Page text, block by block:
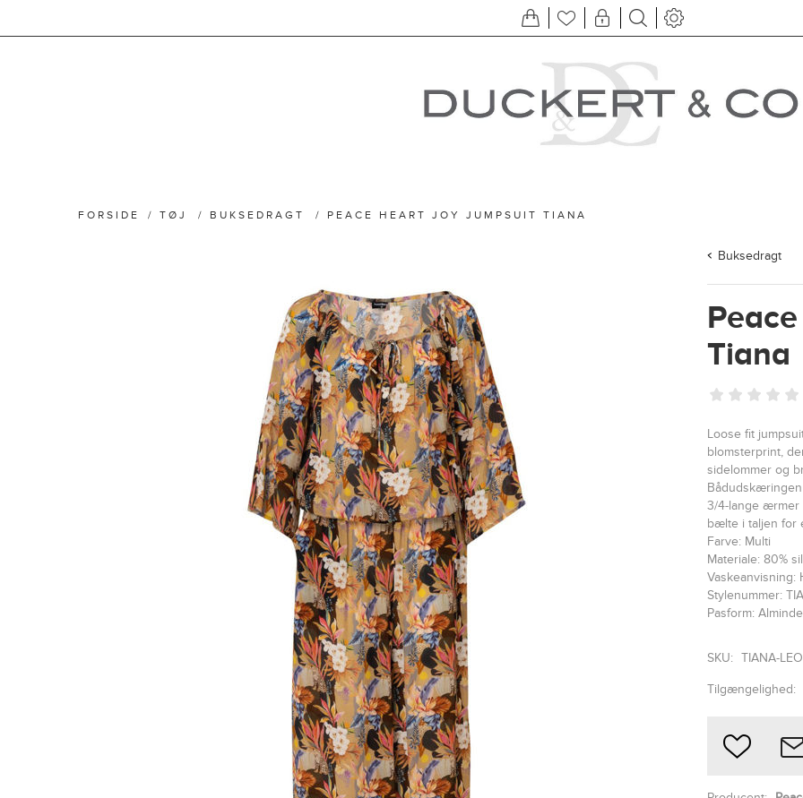
FORSIDE / TØJ / BUKSEDRAGT / PEACE HEART JOY JUMPSUIT TIANA
Buksedragt
Tiana
Loose fit
blomsterprint,
sidelommer og
3/4-lange ærmer
bælte i taljen for
Farve: Multi
Materiale: 80%
Vaskeanvisning:
Stylenummer:
Pasform:
SKU: TIANA-
Tilgængelighed: